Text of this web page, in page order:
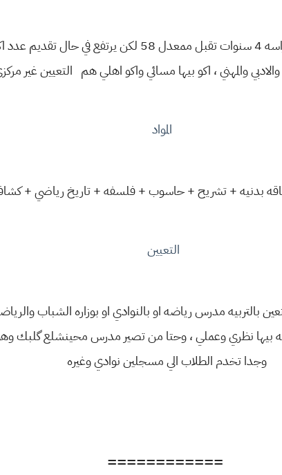
الشهاده بكالوريوس تربيه رياضيه ، مده الدراسه 4 سنوات
والمهني ، اكو بيها مسائي واكو اهلي هم التعيين غير
المواد
بدنيه + تشريح + حاسوب + فلسفه + تاريخ رياضي +
التعيين
بالتربيه مدرس رياضه او بالنوادي او بوزاره الشباب
نظري وعملي ، وحتا من تصير مدرس محينشلع گلبك
وجدا تخدم الطلاب الي مسجلين نوادي وغيره
============